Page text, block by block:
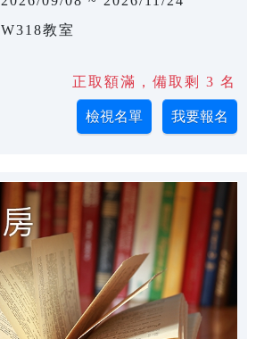
W318教室
正取額滿，備取剩 3 名